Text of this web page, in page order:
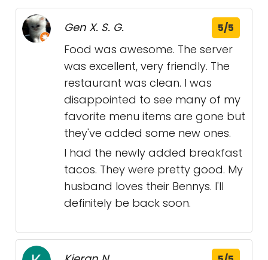
Gen X. S. G. 5/5
Food was awesome. The server
was excellent, very friendly. The
restaurant was clean. I was
disappointed to see many of my
favorite menu items are gone but
they've added some new ones.
I had the newly added breakfast
tacos. They were pretty good. My
husband loves their Bennys. I'll
definitely be back soon.